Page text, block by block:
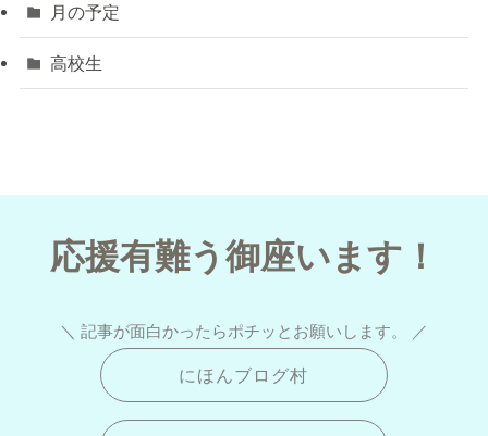
月の予定
高校生
応援有難う御座います！
＼ 記事が面白かったらポチッとお願いします。 ／
にほんブログ村